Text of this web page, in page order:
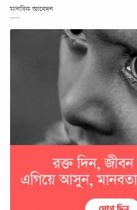
মানবিক আবেদন